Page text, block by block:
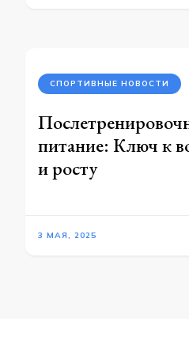
СПОРТИВНЫЕ НОВОСТИ
питание: Ключ к
и росту
3 МАЯ, 2025